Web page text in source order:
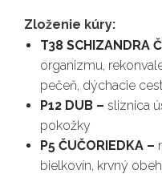
Zloženie kúry:
T38 SCHIZANDRA
organizmu,
pečeň, dýchacie
P12 DUB – sliznica
pokožky
P5 ČUČORIEDKA –
bielkovín, krvný